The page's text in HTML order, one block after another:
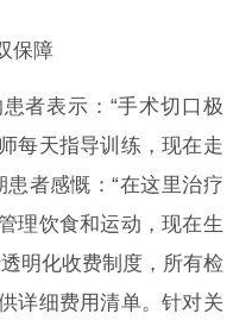
保障
表示：“手术切口极
每天指导训练，现在走
者感慨：“在这里治疗
理饮食和运动，现在生
明化收费制度，所有检
详细费用清单。针对关